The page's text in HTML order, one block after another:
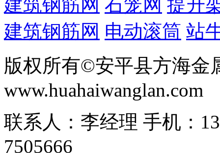
建筑钢筋网 石笼网 提升
建筑钢筋网 电动滚筒 站
版权所有©安平县方海金
www.huahaiwanglan.com
联系人：李经理 手机：
7505666